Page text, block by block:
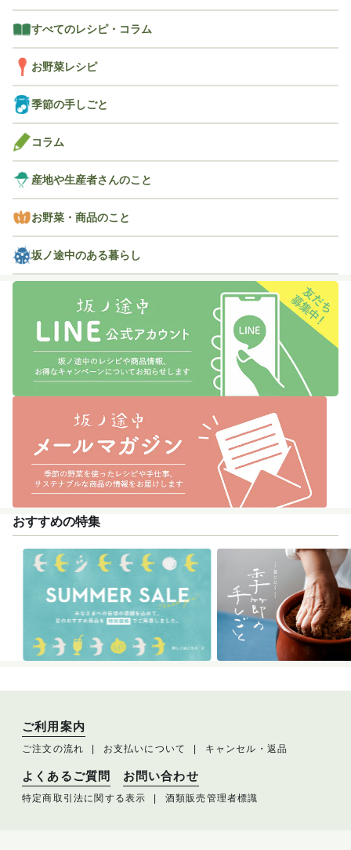
すべてのレシピ・コラム
お野菜レシピ
季節の手しごと
コラム
産地や生産者さんのこと
お野菜・商品のこと
坂ノ途中のある暮らし
おすすめの特集
ご利用案内
ご注文の流れ お支払いについて キャンセル・返品
よくあるご質問 お問い合わせ
特定商取引法に関する表示 酒類販売管理者標識